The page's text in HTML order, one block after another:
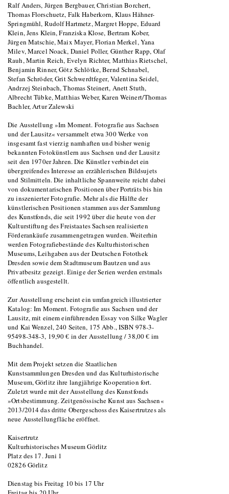
Ralf Anders, Jürgen Bergbauer, Christian Borchert,
Thomas Florschuetz, Falk Haberkorn, Klaus Hähner-
Springmühl, Rudolf Hartmetz, Margret Hoppe, Eduard
Klein, Jens Klein, Franziska Klose, Bertram Kober,
Jürgen Matschie, Maix Mayer, Florian Merkel, Yana
Milev, Marcel Noack, Daniel Poller, Günther Rapp, Olaf
Rauh, Martin Reich, Evelyn Richter, Matthias Rietschel,
Benjamin Rinner, Götz Schlötke, Bernd Schnabel,
Stefan Schröder, Grit Schwerdtfeger, Valentina Seidel,
Andrzej Steinbach, Thomas Steinert, Anett Stuth,
Albrecht Tübke, Matthias Weber, Karen Weinert/Thomas
Bachler, Artur Zalewski
Die Ausstellung »Im Moment. Fotografie aus Sachsen
und der Lausitz« versammelt etwa 300 Werke von
insgesamt fast vierzig namhaften und bisher wenig
bekannten Fotokünstlern aus Sachsen und der Lausitz
seit den 1970er Jahren. Die Künstler verbindet ein
übergreifendes Interesse an erzählerischen Bildsujets
und Stilmitteln. Die inhaltliche Spannweite reicht dabei
von dokumentarischen Positionen über Porträts bis hin
zu inszenierter Fotografie. Mehr als die Hälfte der
künstlerischen Positionen stammen aus der Sammlung
des Kunstfonds, die seit 1992 über die heute von der
Kulturstiftung des Freistaates Sachsen realisierten
Förderankäufe zusammengetragen wurden. Weiterhin
werden Fotografiebestände des Kulturhistorischen
Museums, Leihgaben aus der Deutschen Fotothek
Dresden sowie dem Stadtmuseum Bautzen und aus
Privatbesitz gezeigt. Einige der Serien werden erstmals
öffentlich ausgestellt.
Zur Ausstellung erscheint ein umfangreich illustrierter
Katalog: Im Moment. Fotografie aus Sachsen und der
Lausitz, mit einem einführenden Essay von Silke Wagler
und Kai Wenzel, 240 Seiten, 175 Abb., ISBN 978-3-
95498-348-3, 19,90 € in der Ausstellung / 38,00 € im
Buchhandel.
Mit dem Projekt setzen die Staatlichen
Kunstsammlungen Dresden und das Kulturhistorische
Museum, Görlitz ihre langjährige Kooperation fort.
Zuletzt wurde mit der Ausstellung des Kunstfonds
»Ortsbestimmung. Zeitgenössische Kunst aus Sachsen«
2013/2014 das dritte Obergeschoss des Kaisertrutzes als
neue Ausstellungfläche eröffnet.
Kaisertrutz
Kulturhistorisches Museum Görlitz
Platz des 17. Juni 1
02826 Görlitz
Dienstag bis Freitag 10 bis 17 Uhr